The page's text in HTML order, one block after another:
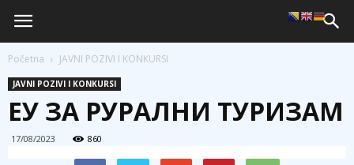
Početna JAVNI POZIVI I KONKURSI
JAVNI POZIVI I KONKURSI
ЕУ ЗА РУРАЛНИ ТУРИЗАМ
17/08/2023 860